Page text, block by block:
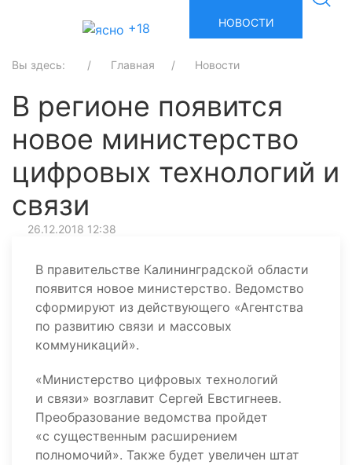
+18 НОВОСТИ
Вы здесь: Главная Новости
В регионе появится
новое министерство
цифровых технологий и
связи
26.12.2018 12:38
В правительстве Калининградской области
появится новое министерство. Ведомство
сформируют из действующего «Агентства
по развитию связи и массовых
коммуникаций».
«Министерство цифровых технологий
и связи» возглавит Сергей Евстигнеев.
Преобразование ведомства пройдет
«с существенным расширением
полномочий». Также будет увеличен штат